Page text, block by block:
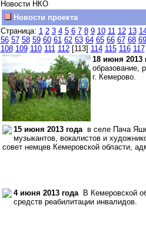
Новости НКО
Новости проекта
Страница: 1 2 3 4 5 6 7 8 9 10 11 12 13
56 57 58 59 60 61 62 63 64 65 66 67 68 69
108 109 110 111 112[113] 114 115 116 117
18 июня 2013
образование,
г. Кемерово.
15 июня 2013 годав селе Пача
музыкантов, вокалистов и
совет немцев Кемеровской области,
4 июня 2013 годаВ Кемеровской
средств реабилитации инвалидов.